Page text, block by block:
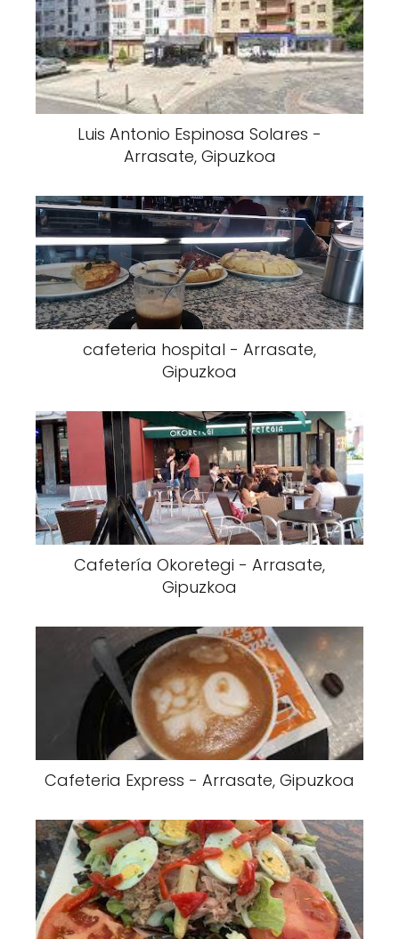
Luis Antonio Espinosa Solares -
Arrasate, Gipuzkoa
cafeteria hospital - Arrasate,
Gipuzkoa
Cafetería Okoretegi - Arrasate,
Gipuzkoa
Cafeteria Express - Arrasate, Gipuzkoa